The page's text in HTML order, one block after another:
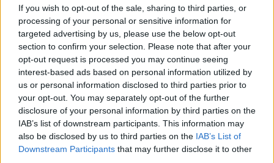
If you wish to opt-out of the sale, sharing to third parties, or
processing of your personal or sensitive information for
targeted advertising by us, please use the below opt-out
section to confirm your selection. Please note that after your
opt-out request is processed you may continue seeing
interest-based ads based on personal information utilized by
us or personal information disclosed to third parties prior to
your opt-out. You may separately opt-out of the further
disclosure of your personal information by third parties on the
IAB’s list of downstream participants. This information may
also be disclosed by us to third parties on the IAB’s List of
Downstream Participants that may further disclose it to other
έχει τις αντίστοιχες ψήφους που είχαν άλλοι
Κωνσταντοπούλου: Λες ψέματα Δημήτρη,
λυπάμαι
Ουγγαρέζος : Να λυπάστε όσο θέλετε, δεν
είστε αντικειμενική, είστε προκατειλημμένη
Κωνσταντοπούλου: Ειρωνεύεσαι έναν
άνθρωπο που έχει προσφέρει. Δεν έχεις το
δικαιώμα να είσαι ανενημέρωτος